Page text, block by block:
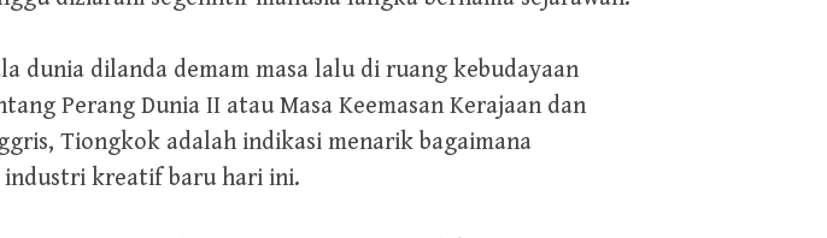
dunia dilanda demam masa lalu di ruang kebudayaan
Perang Dunia II atau Masa Keemasan Kerajaan dan
Tiongkok adalah indikasi menarik bagaimana
industri kreatif baru hari ini.